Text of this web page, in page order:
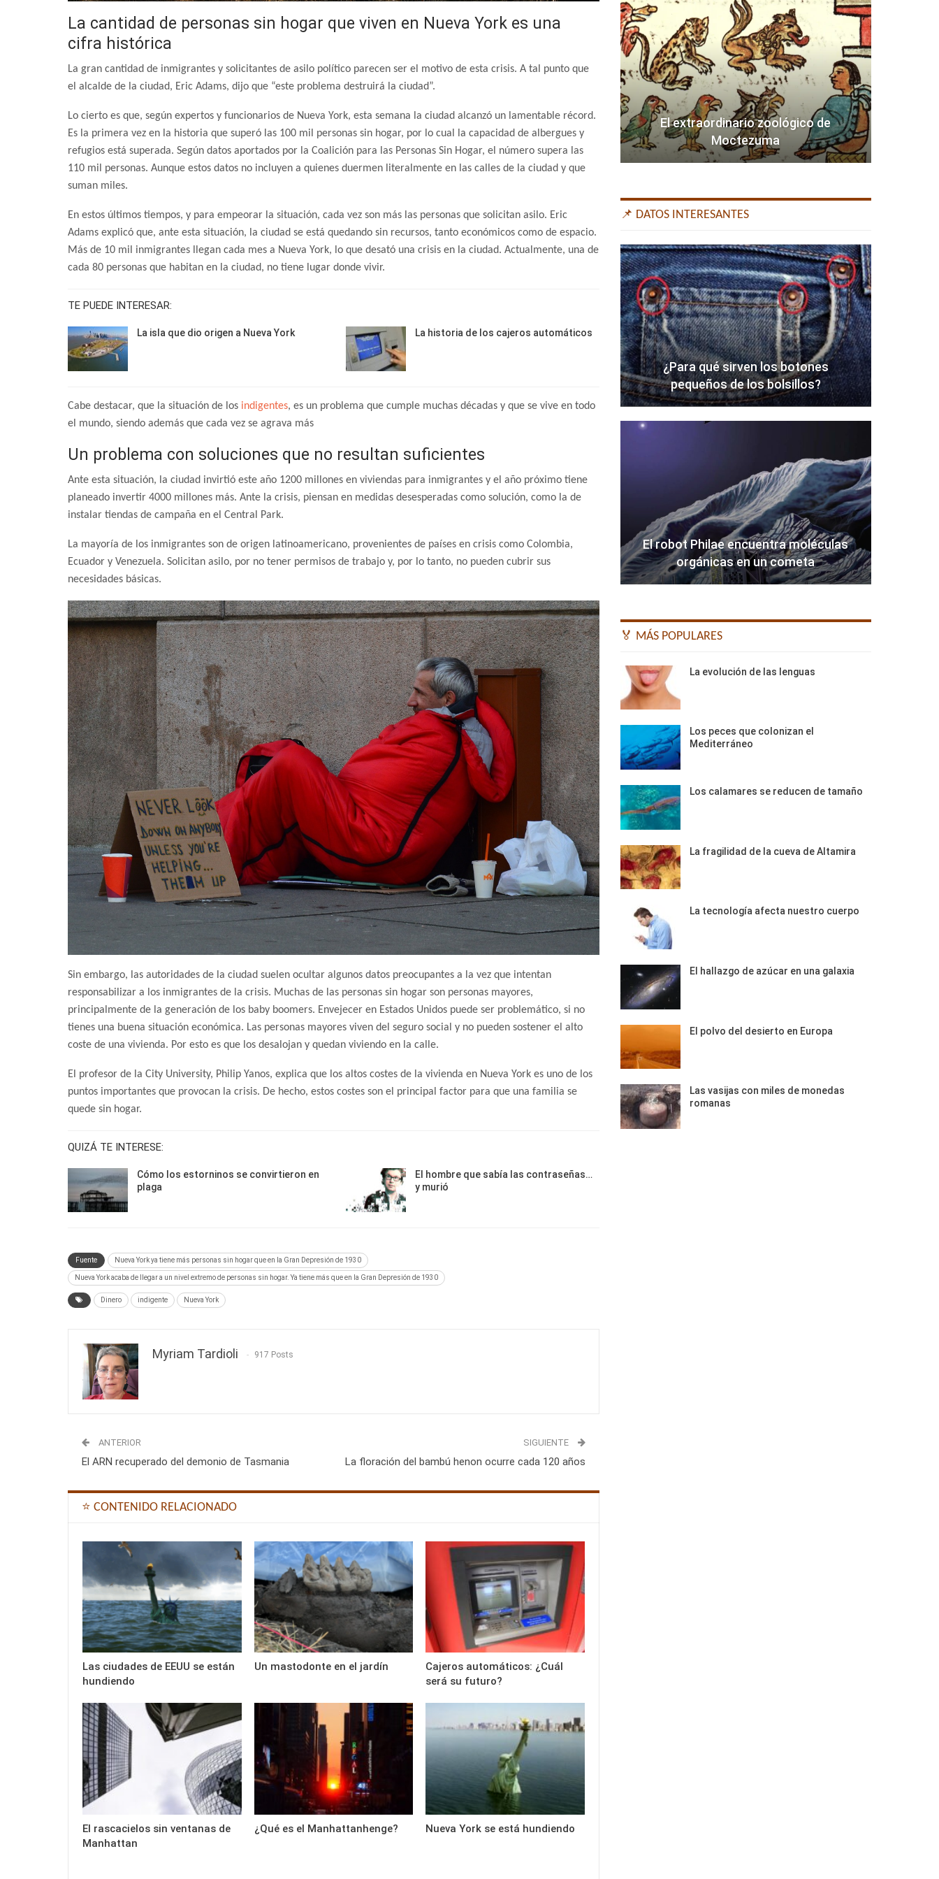
La cantidad de personas sin hogar que viven en Nueva York es una
cifra histórica
La gran cantidad de inmigrantes y solicitantes de asilo político parecen ser el motivo de esta crisis. A tal punto que
el alcalde de la ciudad, Eric Adams, dijo que “este problema destruirá la ciudad”.
Lo cierto es que, según expertos y funcionarios de Nueva York, esta semana la ciudad alcanzó un lamentable récord.
Es la primera vez en la historia que superó las 100 mil personas sin hogar, por lo cual la capacidad de albergues y
refugios está superada. Según datos aportados por la Coalición para las Personas Sin Hogar, el número supera las
110 mil personas. Aunque estos datos no incluyen a quienes duermen literalmente en las calles de la ciudad y que
suman miles.
En estos últimos tiempos, y para empeorar la situación, cada vez son más las personas que solicitan asilo. Eric
Adams explicó que, ante esta situación, la ciudad se está quedando sin recursos, tanto económicos como de espacio.
Más de 10 mil inmigrantes llegan cada mes a Nueva York, lo que desató una crisis en la ciudad. Actualmente, una de
cada 80 personas que habitan en la ciudad, no tiene lugar donde vivir.
TE PUEDE INTERESAR:
La isla que dio origen a Nueva York La historia de los cajeros automáticos
Cabe destacar, que la situación de los indigentes, es un problema que cumple muchas décadas y que se vive en todo
el mundo, siendo además que cada vez se agrava más
Un problema con soluciones que no resultan suficientes
Ante esta situación, la ciudad invirtió este año 1200 millones en viviendas para inmigrantes y el año próximo tiene
planeado invertir 4000 millones más. Ante la crisis, piensan en medidas desesperadas como solución, como la de
instalar tiendas de campaña en el Central Park.
La mayoría de los inmigrantes son de origen latinoamericano, provenientes de países en crisis como Colombia,
Ecuador y Venezuela. Solicitan asilo, por no tener permisos de trabajo y, por lo tanto, no pueden cubrir sus
necesidades básicas.
Sin embargo, las autoridades de la ciudad suelen ocultar algunos datos preocupantes a la vez que intentan
responsabilizar a los inmigrantes de la crisis. Muchas de las personas sin hogar son personas mayores,
principalmente de la generación de los baby boomers. Envejecer en Estados Unidos puede ser problemático, si no
tienes una buena situación económica. Las personas mayores viven del seguro social y no pueden sostener el alto
coste de una vivienda. Por esto es que los desalojan y quedan viviendo en la calle.
El profesor de la City University, Philip Yanos, explica que los altos costes de la vivienda en Nueva York es uno de los
puntos importantes que provocan la crisis. De hecho, estos costes son el principal factor para que una familia se
quede sin hogar.
QUIZÁ TE INTERESE:
Cómo los estorninos se convirtieron en
plaga
El hombre que sabía las contraseñas…
y murió
Fuente Nueva York ya tiene más personas sin hogar que en la Gran Depresión de 1930
Nueva York acaba de llegar a un nivel extremo de personas sin hogar. Ya tiene más que en la Gran Depresión de 1930
Dinero indigente Nueva York
Myriam Tardioli 917 Posts
ANTERIOR
El ARN recuperado del demonio de Tasmania
SIGUIENTE
La floración del bambú henon ocurre cada 120 años
⭐ CONTENIDO RELACIONADO
Las ciudades de EEUU se están
hundiendo
Un mastodonte en el jardín
Cajeros automáticos: ¿Cuál
será su futuro?
El rascacielos sin ventanas de
Manhattan
¿Qué es el Manhattanhenge? Nueva York se está hundiendo
El extraordinario zoológico de
Moctezuma
📌 DATOS INTERESANTES
¿Para qué sirven los botones
pequeños de los bolsillos?
El robot Philae encuentra moléculas
orgánicas en un cometa
🏅 MÁS POPULARES
La evolución de las lenguas
Los peces que colonizan el
Mediterráneo
Los calamares se reducen de tamaño
La fragilidad de la cueva de Altamira
La tecnología afecta nuestro cuerpo
El hallazgo de azúcar en una galaxia
El polvo del desierto en Europa
Las vasijas con miles de monedas
romanas